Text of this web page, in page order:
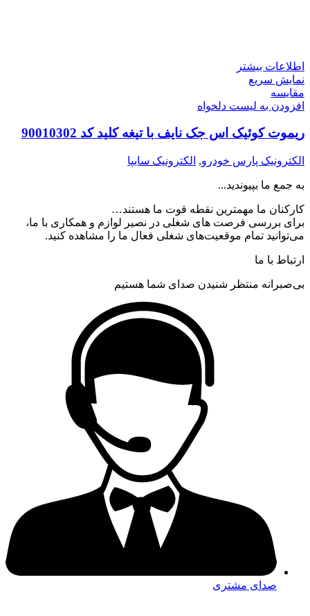
اطلاعات بیشتر
نمایش سریع
مقایسه
افزودن به لیست دلخواه
ریموت کوئیک اس جک نایف با تیغه کلید کد 90010302
الکترونیک پارس خودرو, الکترونیک سایپا
به جمع ما بپیوندید...
کارکنان ما مهمترین نقطه قوت ما هستند…
برای بررسی فرصت های شغلی در نصیر لوازم و همکاری با ما،
می‌توانید تمام موقعیت‌های شغلی فعال ما را مشاهده کنید.
ارتباط با ما
بی‌صبرانه منتظر شنیدن صدای شما هستیم
صدای مشتری